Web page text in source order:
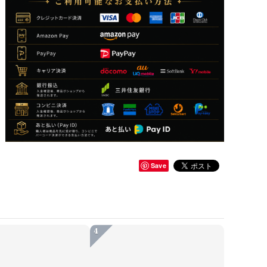
Save
4